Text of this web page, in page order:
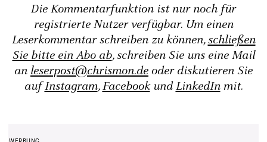
Die Kommentarfunktion ist nur noch für
registrierte Nutzer verfügbar. Um einen
Leserkommentar schreiben zu können,schließen
Sie bitte ein Abo ab, schreiben Sie uns eine Mail
an leserpost@chrismon.de oder diskutieren Sie
aufInstagram,FacebookundLinkedInmit.